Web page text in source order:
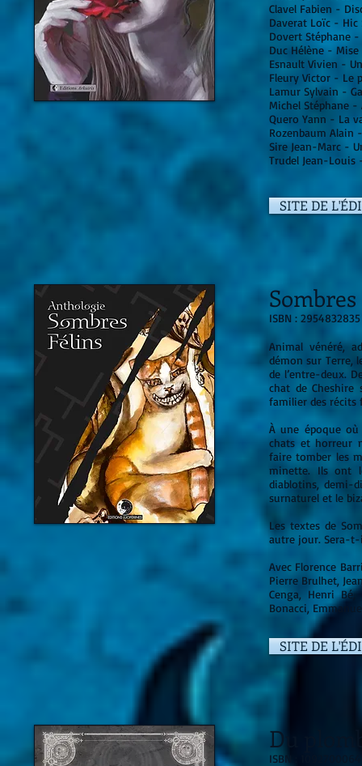
Clavel Fabien -
Daverat Loïc -
Dovert Stéphane
Duc Hélène -
Esnault Vivien -
Fleury Victor - Le
Lamur Sylvain -
Michel Stéphane -
Quero Yann - La
Rozenbaum Alain
Sire Jean-Marc -
Trudel Jean-Louis
SITE DE
ISBN : 2954832835
Animal vénéré,
démon sur Terre,
de l’entre-deux.
chat de
familier des récits
À une époque où
chats et horreur
faire tomber les
minette. Ils ont
diablotins, demi-
surnaturel et le
Les textes de
autre jour. Sera-
Avec Florence
Pierre Brulhet,
Cenga, Henri
Bonacci,
SITE DE
Du
ISBN : 1092700064